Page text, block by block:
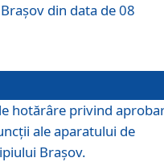
din data de 08
hotărâre privind
ale aparatului de
Braşov.